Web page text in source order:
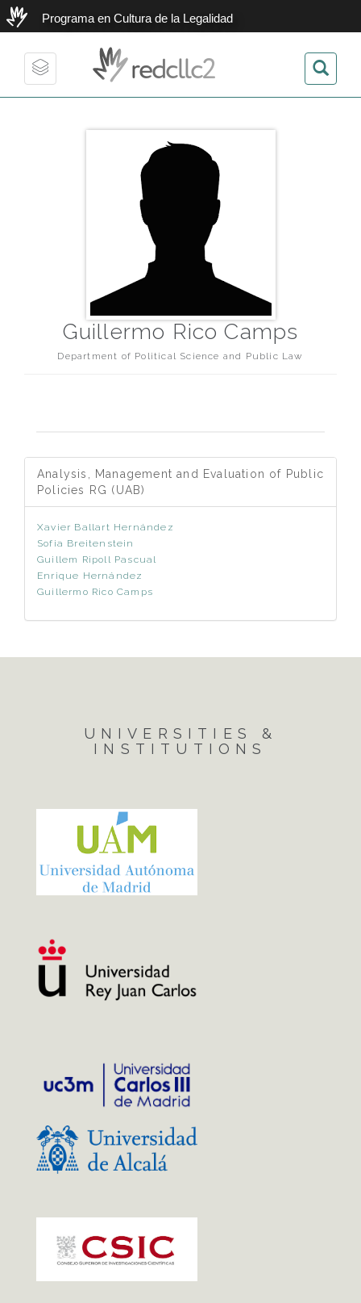
Programa en Cultura de la Legalidad
Toggle
redcllc2
Guillermo Rico Camps
Department of Political Science and Public Law
Analysis, Management and Evaluation of Public
Policies RG (UAB)
Xavier Ballart Hernández
Sofia Breitenstein
Guillem Ripoll Pascual
Enrique Hernández
Guillermo Rico Camps
UNIVERSITIES &
INSTITUTIONS